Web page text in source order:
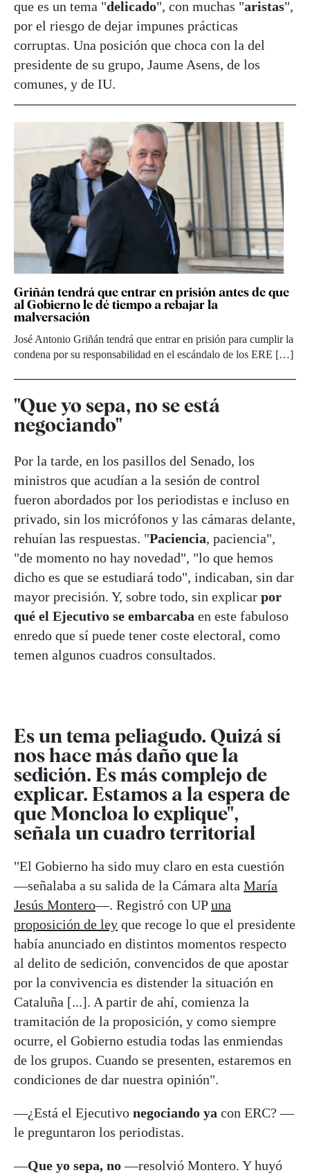
que es un tema "delicado", con muchas "aristas",
por el riesgo de dejar impunes prácticas
corruptas. Una posición que choca con la del
presidente de su grupo, Jaume Asens, de los
comunes, y de IU.
Griñán tendrá que entrar en prisión antes de que
al Gobierno le dé tiempo a rebajar la
malversación
José Antonio Griñán tendrá que entrar en prisión para cumplir la
condena por su responsabilidad en el escándalo de los ERE […]
"Que yo sepa, no se está
negociando"
Por la tarde, en los pasillos del Senado, los
ministros que acudían a la sesión de control
fueron abordados por los periodistas e incluso en
privado, sin los micrófonos y las cámaras delante,
rehuían las respuestas. "Paciencia, paciencia",
"de momento no hay novedad", "lo que hemos
dicho es que se estudiará todo", indicaban, sin dar
mayor precisión. Y, sobre todo, sin explicar por
qué el Ejecutivo se embarcaba en este fabuloso
enredo que sí puede tener coste electoral, como
temen algunos cuadros consultados.
Es un tema peliagudo. Quizá sí
nos hace más daño que la
sedición. Es más complejo de
explicar. Estamos a la espera de
que Moncloa lo explique",
señala un cuadro territorial
"El Gobierno ha sido muy claro en esta cuestión
—señalaba a su salida de la Cámara alta María
Jesús Montero—. Registró con UPuna
proposición de ley que recoge lo que el presidente
había anunciado en distintos momentos respecto
al delito de sedición, convencidos de que apostar
por la convivencia es distender la situación en
Cataluña [...]. A partir de ahí, comienza la
tramitación de la proposición, y como siempre
ocurre, el Gobierno estudia todas las enmiendas
de los grupos. Cuando se presenten, estaremos en
condiciones de dar nuestra opinión".
—¿Está el Ejecutivo negociando ya con ERC? —
le preguntaron los periodistas.
—Que yo sepa, no—resolvió Montero. Y huyó